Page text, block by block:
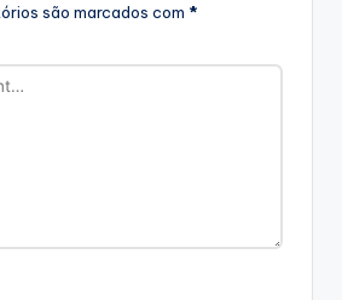
são marcados com *